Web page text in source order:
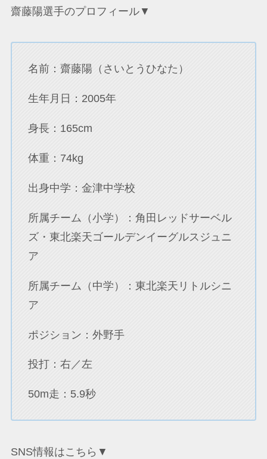
齋藤陽選手のプロフィール▼
名前：齋藤陽（さいとうひなた）
生年月日：2005年
身長：165cm
体重：74kg
出身中学：金津中学校
所属チーム（小学）：角田レッドサーベル
ズ・東北楽天ゴールデンイーグルスジュニ
ア
所属チーム（中学）：東北楽天リトルシニ
ア
ポジション：外野手
投打：右／左
50m走：5.9秒
SNS情報はこちら▼